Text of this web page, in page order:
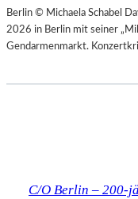
Berlin © Michaela Schabel
2026 in Berlin mit seiner
Gendarmenmarkt.
C/O Berlin – 200-